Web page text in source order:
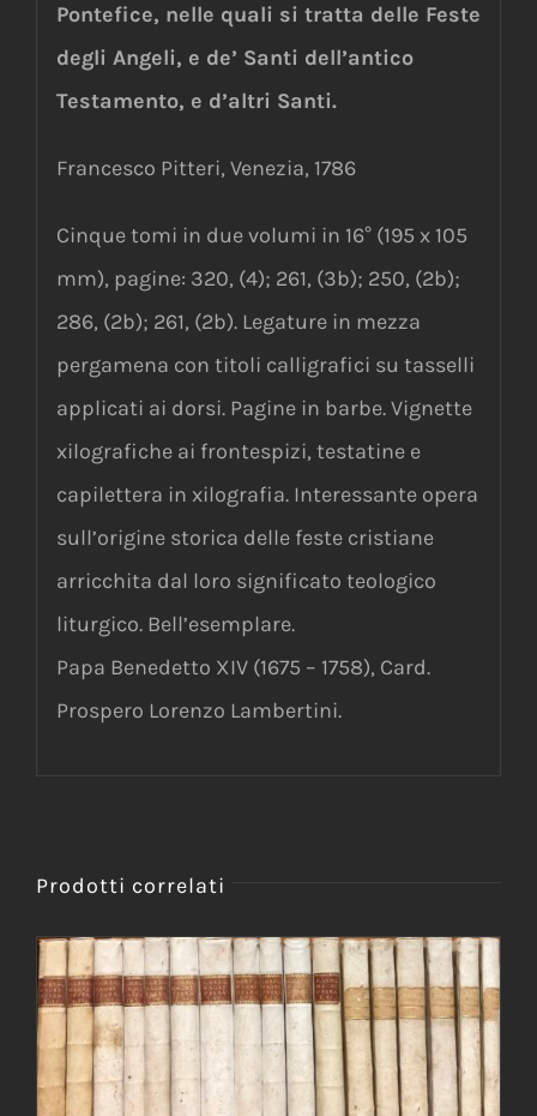
Pontefice, nelle quali si tratta delle Feste
degli Angeli, e de’ Santi dell’antico
Testamento, e d’altri Santi.
Francesco Pitteri, Venezia, 1786
Cinque tomi in due volumi in 16° (195 x 105
mm), pagine: 320, (4); 261, (3b); 250, (2b);
286, (2b); 261, (2b). Legature in mezza
pergamena con titoli calligrafici su tasselli
applicati ai dorsi. Pagine in barbe. Vignette
xilografiche ai frontespizi, testatine e
capilettera in xilografia. Interessante opera
sull’origine storica delle feste cristiane
arricchita dal loro significato teologico
liturgico. Bell’esemplare.
Papa Benedetto XIV (1675 – 1758), Card.
Prospero Lorenzo Lambertini.
Prodotti correlati
AGGIUNGI AL CARRELLO DETTAGLI